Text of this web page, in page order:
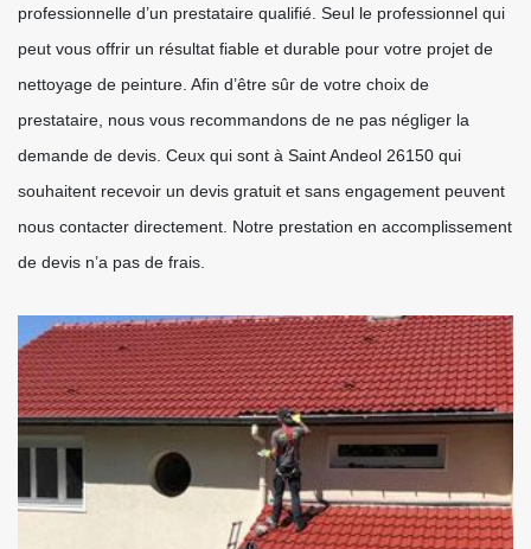
professionnelle d’un prestataire qualifié. Seul le professionnel qui
peut vous offrir un résultat fiable et durable pour votre projet de
nettoyage de peinture. Afin d’être sûr de votre choix de
prestataire, nous vous recommandons de ne pas négliger la
demande de devis. Ceux qui sont à Saint Andeol 26150 qui
souhaitent recevoir un devis gratuit et sans engagement peuvent
nous contacter directement. Notre prestation en accomplissement
de devis n’a pas de frais.